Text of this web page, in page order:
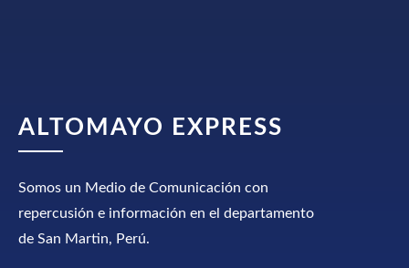
ALTOMAYO EXPRESS
Somos un Medio de Comunicación con
repercusión e información en el departamento
de San Martin, Perú.